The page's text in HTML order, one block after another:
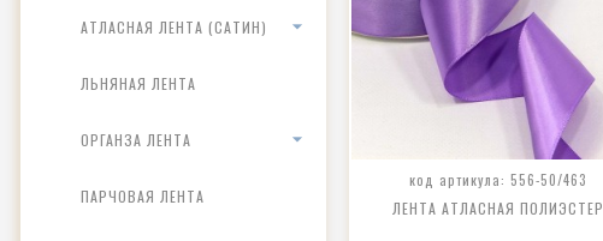
АТЛАСНАЯ ЛЕНТА (САТИН)
ЛЬНЯНАЯ ЛЕНТА
ОРГАНЗА ЛЕНТА
ПАРЧОВАЯ ЛЕНТА
код артикула: 556-50/463
ЛЕНТА АТЛАСНАЯ ПОЛИЭСТЕР